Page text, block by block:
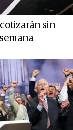
cotizarán sin